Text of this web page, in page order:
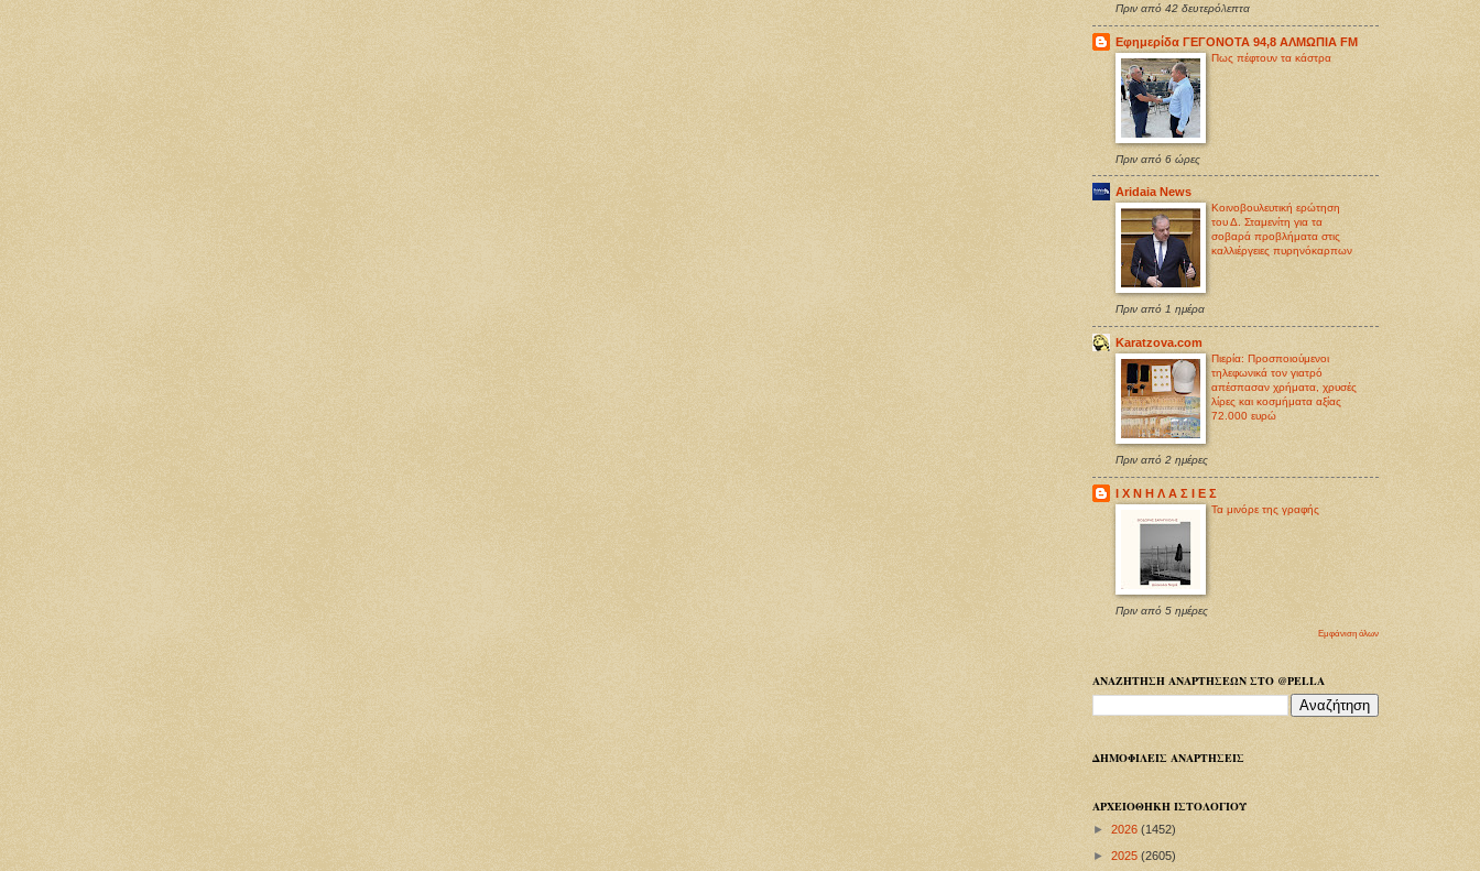
Πριν από 42 δευτερόλεπτα
Εφημερίδα ΓΕΓΟΝΟΤΑ 94,8 ΑΛΜΩΠΙΑ FM
Πως πέφτουν τα κάστρα
Πριν από 6 ώρες
Aridaia News
Κοινοβουλευτική ερώτηση
του Δ. Σταμενίτη για τα
σοβαρά προβλήματα στις
καλλιέργειες πυρηνόκαρπων
Πριν από 1 ημέρα
Karatzova.com
Πιερία: Προσποιούμενοι
τηλεφωνικά τον γιατρό
απέσπασαν χρήματα, χρυσές
λίρες και κοσμήματα αξίας
72.000 ευρώ
Πριν από 2 ημέρες
Ι Χ Ν Η Λ Α Σ Ι Ε Σ
Τα μινόρε της γραφής
Πριν από 5 ημέρες
Εμφάνιση όλων
ΑΝΑΖΗΤΗΣΗ ΑΝΑΡΤΗΣΕΩΝ ΣΤΟ @PELLA
ΔΗΜΟΦΙΛΕΙΣ ΑΝΑΡΤΗΣΕΙΣ
ΑΡΧΕΙΟΘΗΚΗ ΙΣΤΟΛΟΓΙΟΥ
► 2026 (1452)
► 2025 (2605)